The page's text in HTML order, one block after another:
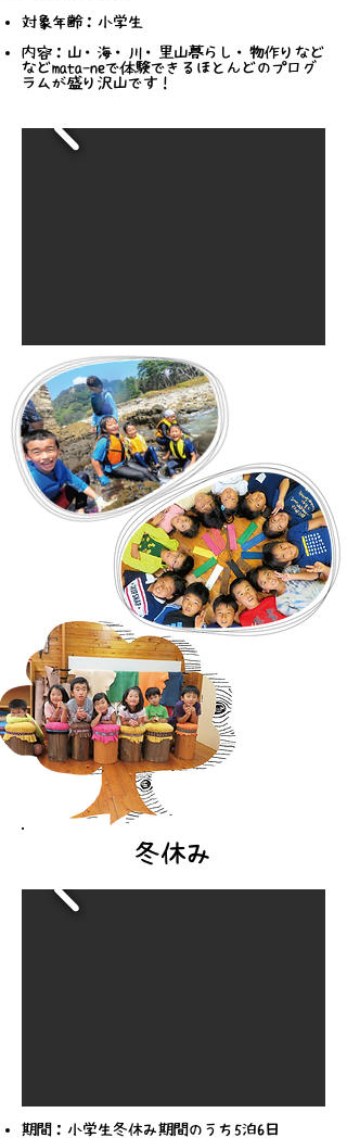
​対象年齢：小学生
内容：山・海・川・里山暮らし・物作りなど
などmata-neで体験できるほとんどのプログ
ラムが盛り沢山です！
冬休み
期間：小学生冬休み期間のうち5泊6日